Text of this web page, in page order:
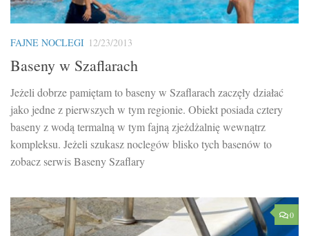
FAJNE NOCLEGI 12/23/2013
Baseny w Szaflarach
Jeżeli dobrze pamiętam to baseny w Szaflarach zaczęły działać
jako jedne z pierwszych w tym regionie. Obiekt posiada cztery
baseny z wodą termalną w tym fajną zjeżdżalnię wewnątrz
kompleksu. Jeżeli szukasz noclegów blisko tych basenów to
zobacz serwis Baseny Szaflary
0